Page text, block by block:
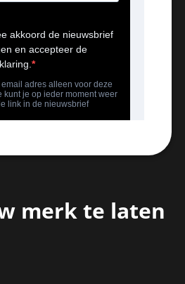
merk te laten